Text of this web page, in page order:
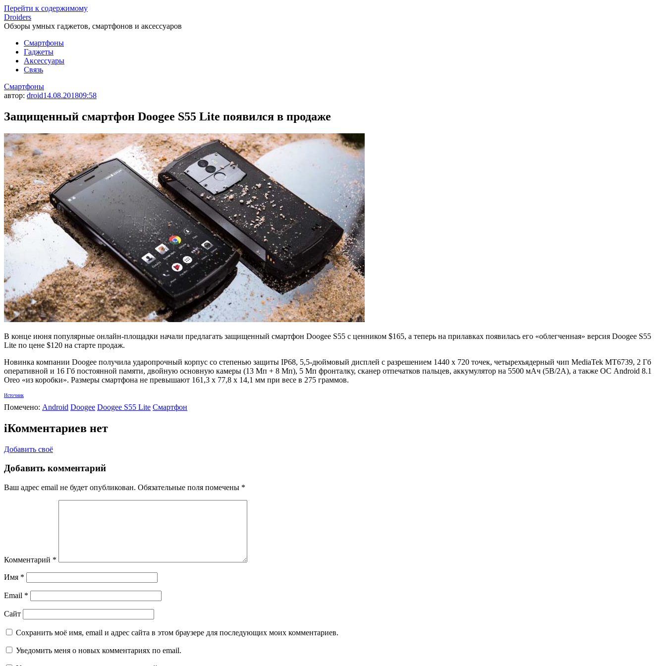
Перейти к содержимому
Droiders
Обзоры умных гаджетов, смартфонов и аксессуаров
Смартфоны
Гаджеты
Аксессуары
Связь
Смартфоны
автор: droid14.08.201809:58
Защищенный смартфон Doogee S55 Lite появился в продаже
В конце июня популярные онлайн-площадки начали предлагать защищенный смартфон Doogee S55 с ценником $165, а теперь на прилавках появилась его «облегченная» версия Doogee S55
Lite по цене $120 на старте продаж.
Новинка компании Doogee получила ударопрочный корпус со степенью защиты IP68, 5,5-дюймовый дисплей с разрешением 1440 х 720 точек, четырехъядерный чип MediaTek MT6739, 2 Гб
оперативной и 16 Гб постоянной памяти, двойную основную камеры (13 Мп + 8 Мп), 5 Мп фронталку, сканер отпечатков пальцев, аккумулятор на 5500 мАч (5В/2А), а также ОС Android 8.1
Oreo «из коробки». Размеры смартфона не превышают 161,3 x 77,8 x 14,1 мм при весе в 275 граммов.
Источник
Помечено: Android Doogee Doogee S55 Lite Смартфон
iКомментариев нет
Добавить своё
Добавить комментарий
Ваш адрес email не будет опубликован. Обязательные поля помечены *
Комментарий *
Имя *
Email *
Сайт
Сохранить моё имя, email и адрес сайта в этом браузере для последующих моих комментариев.
Уведомить меня о новых комментариях по email.